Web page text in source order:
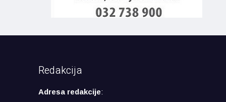
Redakcija
Adresa redakcije: